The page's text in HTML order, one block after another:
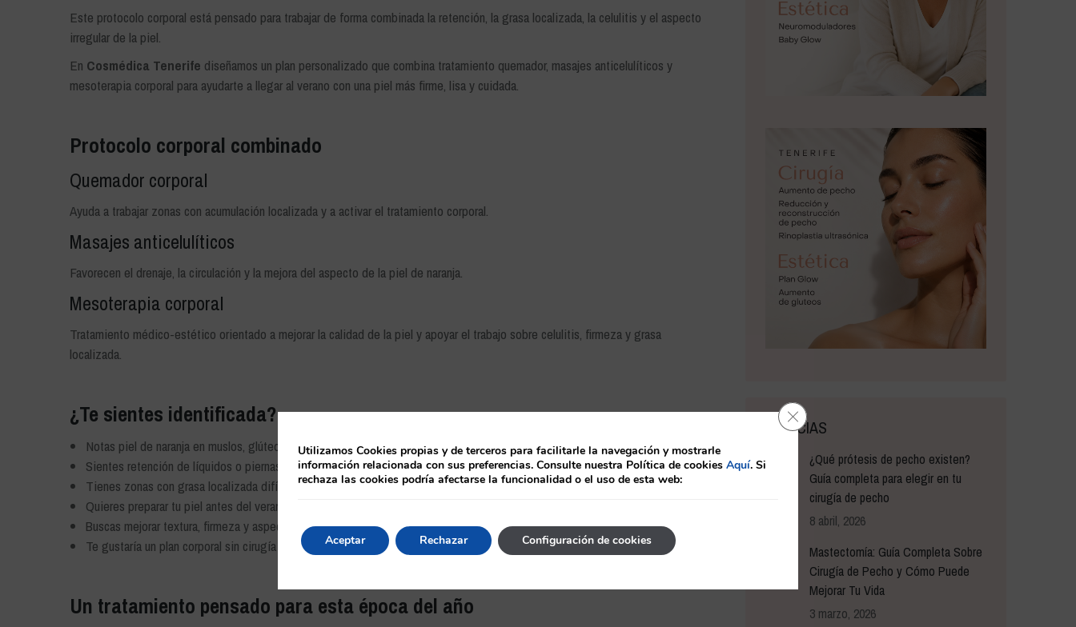
Este protocolo corporal está pensado para trabajar de forma combinada la retención, la grasa localizada, la celulitis y el aspecto
irregular de la piel.
En Cosmédica Tenerife diseñamos un plan personalizado que combina tratamiento quemador, masajes anticelulíticos y
mesoterapia corporal para ayudarte a llegar al verano con una piel más firme, lisa y cuidada.
Protocolo corporal combinado
Quemador corporal
Ayuda a trabajar zonas con acumulación localizada y a activar el tratamiento corporal.
Masajes anticelulíticos
Favorecen el drenaje, la circulación y la mejora del aspecto de la piel de naranja.
Mesoterapia corporal
Tratamiento médico-estético orientado a mejorar la calidad de la piel y apoyar el trabajo sobre celulitis, firmeza y grasa
localizada.
¿Te sientes identificada?
Notas piel de naranja en muslos, glúteos o abdomen
Sientes retención de líquidos o piernas pesadas
Tienes zonas con grasa localizada difícil de mejorar
Quieres preparar tu piel antes del verano
Buscas mejorar textura, firmeza y aspecto corporal
Te gustaría un plan corporal sin cirugía
Un tratamiento pensado para esta época del año
NOTICIAS
¿Qué prótesis de pecho existen?
Guía completa para elegir en tu
cirugía de pecho
8 abril, 2026
Mastectomía: Guía Completa Sobre
Cirugía de Pecho y Cómo Puede
Mejorar Tu Vida
3 marzo, 2026
Utilizamos Cookies propias y de terceros para facilitarle la navegación y mostrarle
información relacionada con sus preferencias. Consulte nuestra Política de cookies Aquí. Si
rechaza las cookies podría afectarse la funcionalidad o el uso de esta web:
Cerrar el banner de cookies RGPD
Aceptar Rechazar Configuración de cookies